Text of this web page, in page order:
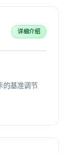
详细介绍
的基准调节